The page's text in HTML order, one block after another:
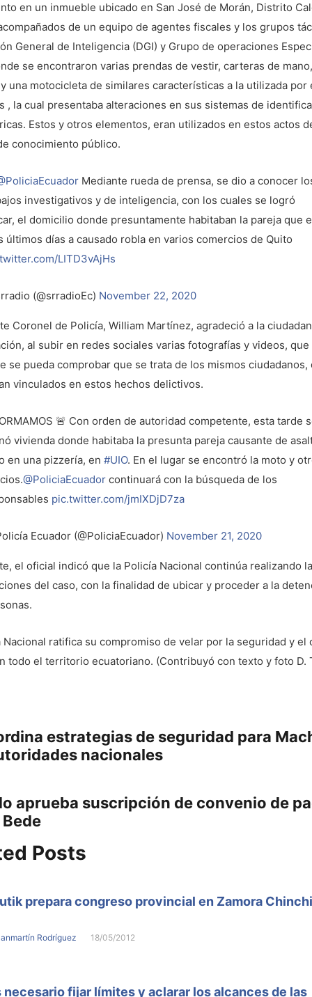
en un inmueble ubicado en San José de Morán, Distrito
de un equipo de agentes fiscales y los grupos
General de Inteligencia (DGI) y Grupo de operaciones
se encontraron varias prendas de vestir, carteras de
una motocicleta de similares características a la utilizada por
, la cual presentaba alteraciones en sus sistemas de
Estos y otros elementos, eran utilizados en estos actos
conocimiento público.
Mediante rueda de prensa, se dio a conocer
investigativos y de inteligencia, con los cuales se logró
el domicilio donde presuntamente habitaban la pareja que
últimos días a causado robla en varios comercios de Quito
LITD3vAjHs
(@srradioEc) November 22, 2020
Coronel de Policía, William Martínez, agradeció a la
al subir en redes sociales varias fotografías y videos, que
se pueda comprobar que se trata de los mismos ciudadanos,
vinculados en estos hechos delictivos.
🚨 Con orden de autoridad competente, esta tarde
vivienda donde habitaba la presunta pareja causante de
en una pizzería, en #UIO. En el lugar se encontró la moto y
@PoliciaEcuador continuará con la búsqueda de los
pic.twitter.com/jmIXDjD7za
Ecuador (@PoliciaEcuador) November 21, 2020
el oficial indicó que la Policía Nacional continúa realizando
del caso, con la finalidad de ubicar y proceder a la
Nacional ratifica su compromiso de velar por la seguridad y el
todo el territorio ecuatoriano. (Contribuyó con texto y foto D.
estrategias de seguridad para
nacionales
aprueba suscripción de convenio de
Posts
prepara congreso provincial en Zamora
Rodríguez 18/05/2012
necesario fijar límites y aclarar los alcances de las